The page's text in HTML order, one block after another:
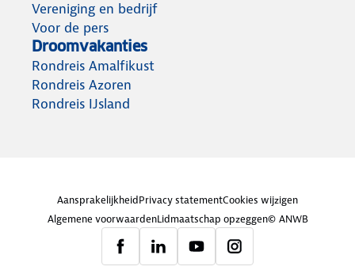
Vereniging en bedrijf
Voor de pers
Droomvakanties
Rondreis Amalfikust
Rondreis Azoren
Rondreis IJsland
AansprakelijkheidPrivacy statementCookies wijzigen
Algemene voorwaardenLidmaatschap opzeggen© ANWB